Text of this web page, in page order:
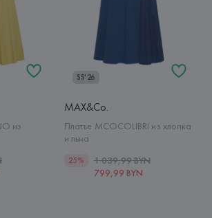
из
SS'26
MAX&Co.
Платье MCOCOLIBRI из хлопка
и льна
25%
1 039,99 BYN
799,99 BYN